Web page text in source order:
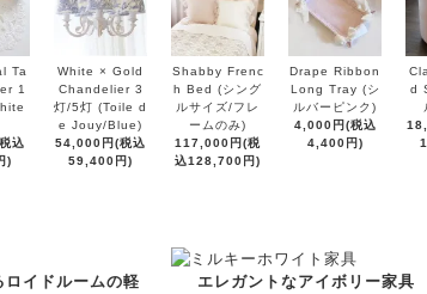
Ta
1
込
)
White × Gold
Chandelier 3
灯/5灯 (Toile d
e Jouy/Blue)
54,000円(税込
59,400円)
Shabby Frenc
h Bed (シング
ルサイズ/フレ
ームのみ)
117,000円(税
込128,700円)
Drape Ribbon
Long Tray (シ
ルバーピンク)
4,000円(税込
4,400円)
d
イドルームの軽
エレガントなアイボリー家具